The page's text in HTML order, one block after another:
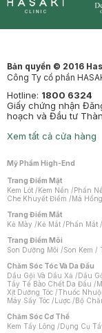
Bản quyền © 2016
Công Ty cổ phần
Hotline: 1800 6324
Giấy chứng nhận
hoạch và Đầu tư
Xem tất cả cửa hàng
Mỹ Phẩm High-End
Trang Điểm Mặt
Kem Lót /Kem Nền /Phấn
Che Khuyết Điểm /Má Hồng
Trang Điểm Mắt
Kẻ Mày /Kẻ Mắt /Phấn Mắt /
Trang Điểm Môi
Son Dưỡng Môi /Son Kem /
Chăm Sóc Tóc Và Da Đầu
Dầu Gội Và Dầu Xả /Dầu
Tẩy Tế Bào Chết Da Đầu /
Xịt Dưỡng Tóc /Thuốc
Máy Sấy Tóc /Lược /Bộ
Chăm Sóc Cơ Thể
Kem Tẩy Lông /Dụng Cụ